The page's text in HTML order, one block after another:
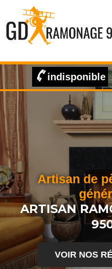
indisponible
Artisan de
ARTISAN
VOIR NOS